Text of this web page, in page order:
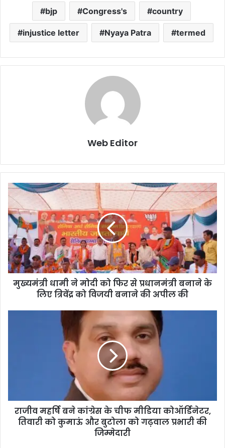
bjp Congress's country
injustice letter Nyaya Patra termed
Web Editor
मुख्यमंत्री धामी ने मोदी को फिर से प्रधानमंत्री बनाने के
लिए त्रिवेंद्र को विजयी बनाने की अपील की
राजीव महर्षि बने कांग्रेस के चीफ मीडिया कोऑर्डिनेटर,
तिवारी को कुमाऊं और बुटोला को गढ़वाल प्रभारी की
जिम्मेदारी